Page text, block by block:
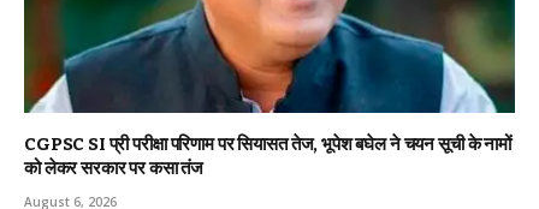
CGPSC SI प्री परीक्षा परिणाम पर सियासत तेज, भूपेश बघेल ने चयन सूची के नामों
को लेकर सरकार पर कसा तंज
August 6, 2026